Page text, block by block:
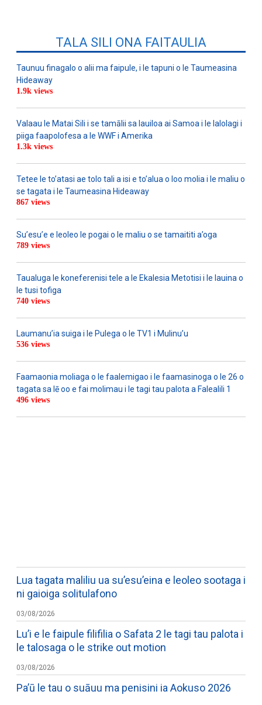
TALA SILI ONA FAITAULIA
Taunuu finagalo o alii ma faipule, i le tapuni o le Taumeasina
Hideaway
1.9k views
Valaau le Matai Sili i se tamālii sa lauiloa ai Samoa i le lalolagi i
piiga faapolofesa a le WWF i Amerika
1.3k views
Tetee le to’atasi ae tolo tali a isi e to’alua o loo molia i le maliu o
se tagata i le Taumeasina Hideaway
867 views
Su’esu’e e leoleo le pogai o le maliu o se tamaititi a’oga
789 views
Taualuga le koneferenisi tele a le Ekalesia Metotisi i le lauina o
le tusi tofiga
740 views
Laumanu’ia suiga i le Pulega o le TV1 i Mulinu’u
536 views
Faamaonia moliaga o le faalemigao i le faamasinoga o le 26 o
tagata sa lē oo e fai molimau i le tagi tau palota a Falealili 1
496 views
Lua tagata maliliu ua su’esu’eina e leoleo sootaga i
ni gaioiga solitulafono
03/08/2026
Lu’i e le faipule filifilia o Safata 2 le tagi tau palota i
le talosaga o le strike out motion
03/08/2026
Pa’ū le tau o suāuu ma penisini ia Aokuso 2026